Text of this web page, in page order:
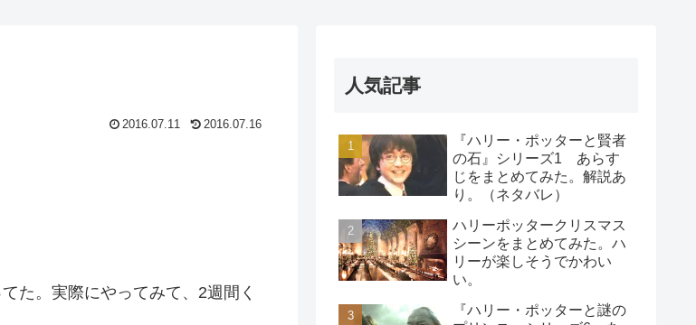
2016.07.11 2016.07.16
た。実際にやってみて、2週間く
人気記事
『ハリー・ポッターと賢者
の石』シリーズ1 あらす
じをまとめてみた。解説あ
り。（ネタバレ）
ハリーポッタークリスマス
シーンをまとめてみた。ハ
リーが楽しそうでかわい
い。
『ハリー・ポッターと謎の